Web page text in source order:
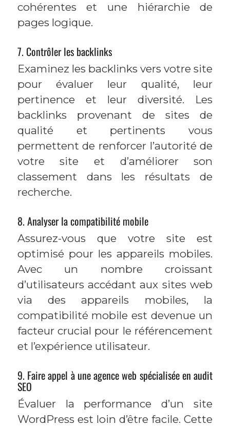
cohérentes et une hiérarchie de
pages logique.
7. Contrôler les backlinks
Examinez les backlinks vers votre site
pour évaluer leur qualité, leur
pertinence et leur diversité. Les
backlinks provenant de sites de
qualité et pertinents vous
permettent de renforcer l’autorité de
votre site et d’améliorer son
classement dans les résultats de
recherche.
8. Analyser la compatibilité mobile
Assurez-vous que votre site est
optimisé pour les appareils mobiles.
Avec un nombre croissant
d’utilisateurs accédant aux sites web
via des appareils mobiles, la
compatibilité mobile est devenue un
facteur crucial pour le référencement
et l’expérience utilisateur.
9. Faire appel à une agence web spécialisée en audit
SEO
Évaluer la performance d’un site
WordPress est loin d’être facile. Cette